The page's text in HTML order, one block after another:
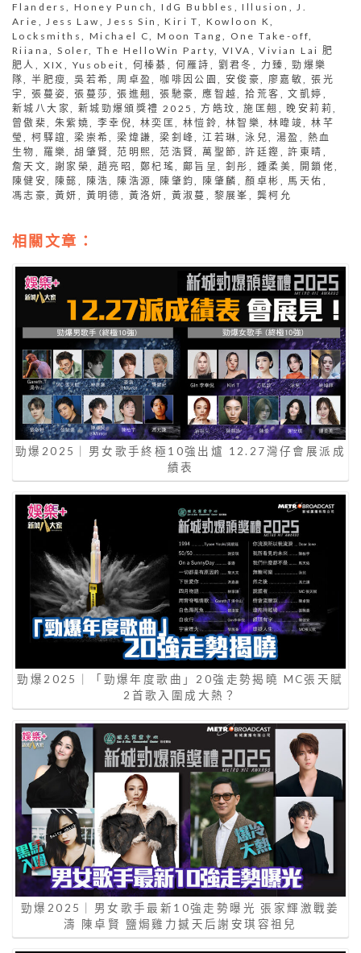
Flanders,Honey Punch,IdG Bubbles ,Illusion ,J.
Arie ,Jess Law ,Jess Sin ,Kiri T, Kowloon K,
Locksmiths, Michael C,Moon Tang , One Take-off,
Riiana,Soler,The HelloWin Party,VIVA ,Vivian Lai 肥
肥人 , XIX , Yusobeit , 何榛綦 , 何雁詩 , 劉君冬 , 力臻 ,勁爆樂
隊,半肥瘦,吳若希,周卓盈, 咖啡因公園,安俊豪,廖嘉敏,張光
宇,張蔓姿,張蔓莎,張進翹,張馳豪,應智越,拾荒客 ,文凱婷 ,
新城八大家, 新城勁爆頒獎禮 2025 ,方皓玟 ,施匡翹 , 晚安莉莉,
曾傲棐,朱紫嬈,李幸倪,林奕匡,林愷鈴,林智樂,林暐竣,林芊
瑩,柯驛誼,梁崇希,梁煒謙,梁釗峰,江若琳,泳兒, 湯盈 , 熱血
生物 , 羅樂,胡肇賢,范明熙,范浩賢,萬聖節 ,許廷鏗 ,許東晴 ,
詹天文,謝家榮,趙亮昭,鄭杞瑤,鄺旨呈,釗彤 , 鍾柔美, 開鎖佬,
陳健安, 陳懿 , 陳浩, 陳浩源, 陳肇鈞, 陳肇麟 ,顏卓彬 , 馬天佑 ,
馮志豪,黃妍 , 黃明德 , 黃洛妍 , 黃淑蔓 , 黎展峯 , 龔柯允
相關文章：
勁爆2025｜男女歌手終極10強出爐 12.27灣仔會展派成
績表
勁爆2025｜「勁爆年度歌曲」20強走勢揭曉 MC張天賦
2首歌入圍成大熱？
勁爆2025｜男女歌手最新10強走勢曝光 張家輝激戰姜
濤 陳卓賢 鹽焗雞力撼天后謝安琪容祖兒